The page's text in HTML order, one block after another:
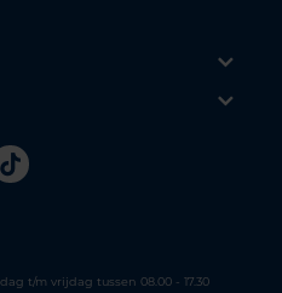
Tiktok
t/m vrijdag tussen 08.00 - 17.30